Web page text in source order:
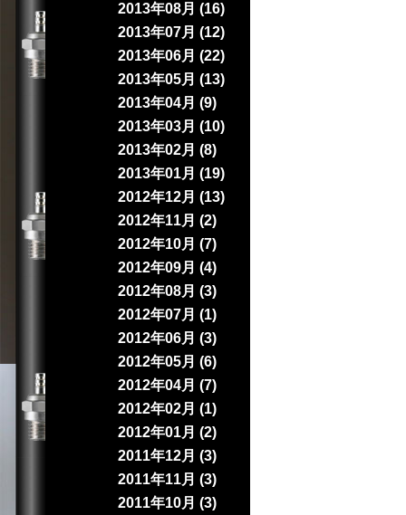
2013年08月 (16)
2013年07月 (12)
2013年06月 (22)
2013年05月 (13)
2013年04月 (9)
2013年03月 (10)
2013年02月 (8)
2013年01月 (19)
2012年12月 (13)
2012年11月 (2)
2012年10月 (7)
2012年09月 (4)
2012年08月 (3)
2012年07月 (1)
2012年06月 (3)
2012年05月 (6)
2012年04月 (7)
2012年02月 (1)
2012年01月 (2)
2011年12月 (3)
2011年11月 (3)
2011年10月 (3)